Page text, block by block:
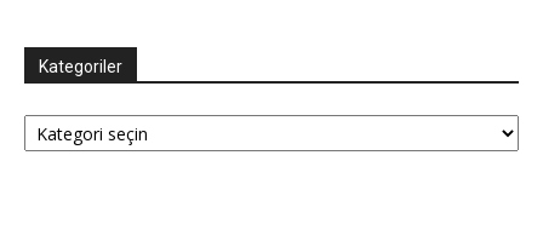
Kategoriler
Kategoriler